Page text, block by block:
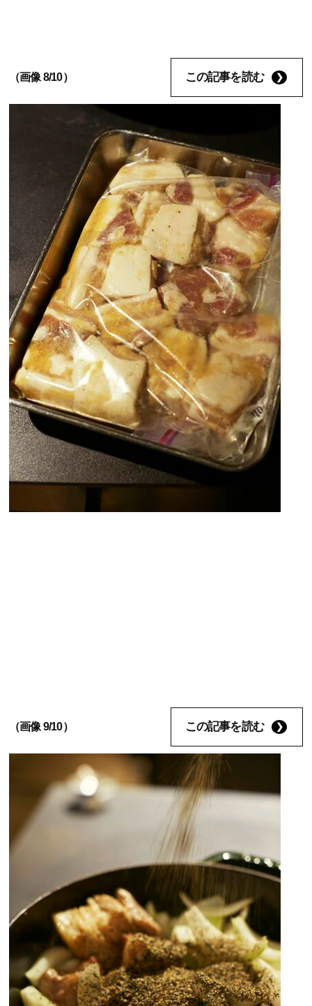
（画像 8/10） この記事を読む
（画像 9/10） この記事を読む